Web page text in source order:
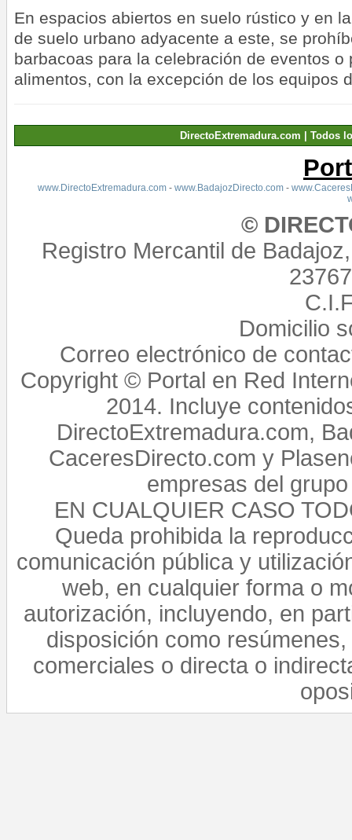
En espacios abiertos en suelo rústico y en
de suelo urbano adyacente a este, se
barbacoas para la celebración de eventos o
alimentos, con la excepción de los equipos
DirectoExtremadura.com | Todos
www.DirectoExtremadura.com- www.BadajozDirecto.com-
©
Registro Mercantil de
Domicilio
Correo electrónico de
Copyright © Portal en Red
2014. Incluye
DirectoExtremadura.com,
CaceresDirecto.com y
empresas del
EN CUALQUIER CASO
Queda prohibida la
comunicación pública y
web, en cualquier forma o
autorización, incluyendo, en
disposición como
comerciales o directa o